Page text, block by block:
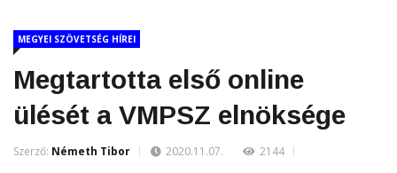
MEGYEI SZÖVETSÉG HÍREI
Megtartotta első online
ülését a VMPSZ elnöksége
Szerző: Németh Tibor 2020.11.07. 2144